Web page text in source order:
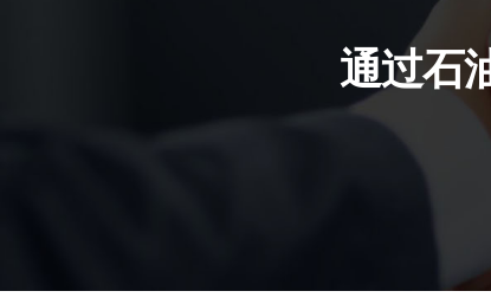
通过石